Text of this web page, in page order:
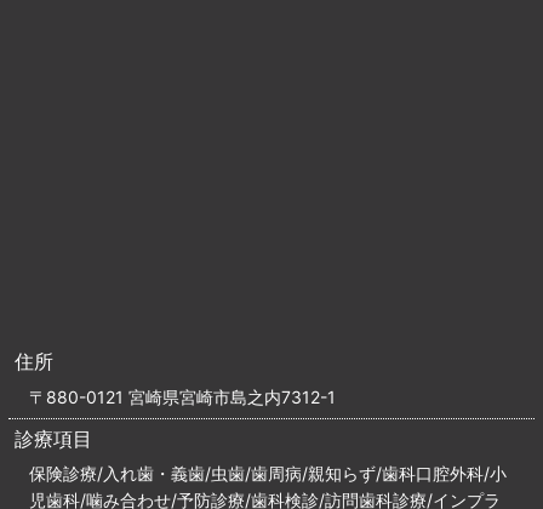
住所
〒880-0121 宮崎県宮崎市島之内7312-1
診療項目
保険診療/入れ歯・義歯/虫歯/歯周病/親知らず/歯科口腔外科/小
児歯科/噛み合わせ/予防診療/歯科検診/訪問歯科診療/インプラ